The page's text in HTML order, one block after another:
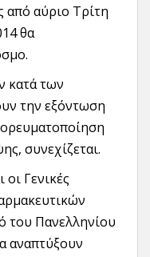
από αύριο Τρίτη
θα
κατά των
την εξόντωση
συνεχίζεται.
Γενικές
του Πανελληνίου
αναπτύξουν